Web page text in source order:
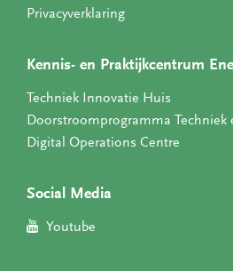
Privacyverklaring
Kennis- en Praktijkcentrum
Techniek Innovatie Huis
Doorstroomprogramma Techniek
Digital Operations Centre
Social Media
Youtube